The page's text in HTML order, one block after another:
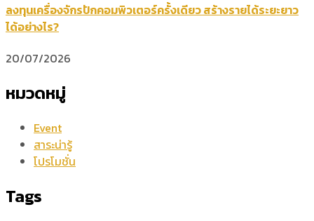
ลงทุนเครื่องจักรปักคอมพิวเตอร์ครั้งเดียว สร้างรายได้ระยะยาว
ได้อย่างไร?
20/07/2026
หมวดหมู่
Event
สาระน่ารู้
โปรโมชั่น
Tags